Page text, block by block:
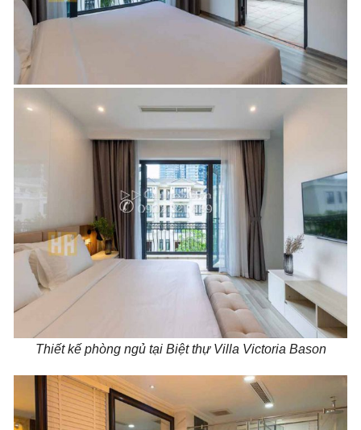
Thiết kế phòng ngủ tại Biệt thự Villa Victoria Bason